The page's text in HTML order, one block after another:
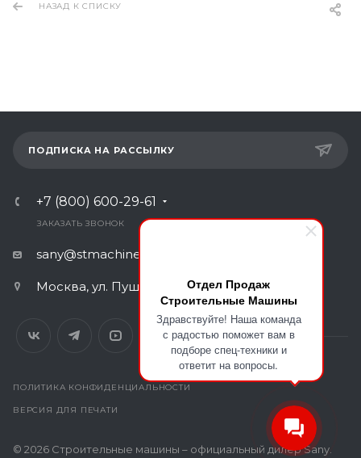
Отдел Продаж
Строительные Машины
Здравствуйте! Наша команда
с радостью поможет вам в
подборе спец-техники и
ответит на вопросы.
НАЗАД К СПИСКУ
ПОДПИСКА НА РАССЫЛКУ
+7 (800) 600-29-61
ЗАКАЗАТЬ ЗВОНОК
sany@stmachinery.ru
Москва, ул. Пушкина 21, 3 этаж, офис 41
ПОЛИТИКА КОНФИДЕНЦИАЛЬНОСТИ
ВЕРСИЯ ДЛЯ ПЕЧАТИ
© 2026 Строительные машины – официальный дилер Sany.